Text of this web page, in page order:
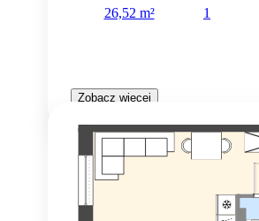
26,52 m²
1
Zobacz więcej